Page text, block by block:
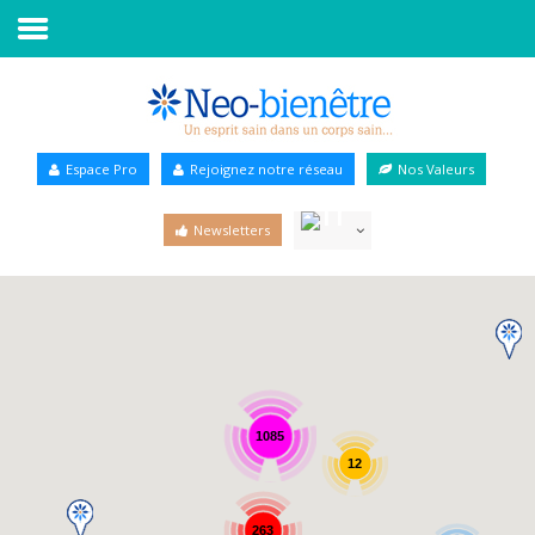
Annuaire Bien-être
Espace Pro Rejoignez notre réseau Nos Valeurs
Newsletters
1085
263
12